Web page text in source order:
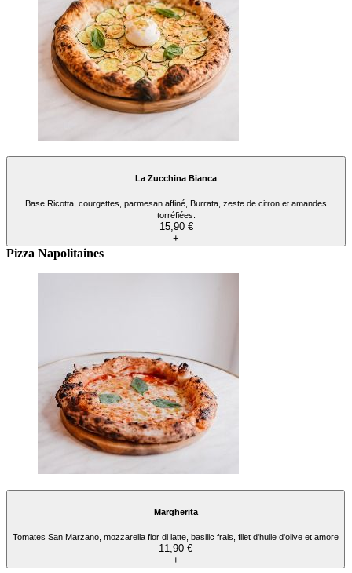
La Zucchina Bianca
Base Ricotta, courgettes, parmesan affiné, Burrata, zeste de citron et amandes
torréfiées.
15,90 €
+
Pizza Napolitaines
Margherita
Tomates San Marzano, mozzarella fior di latte, basilic frais, filet d'huile d'olive et amore
11,90 €
+